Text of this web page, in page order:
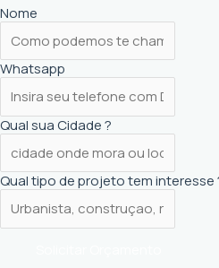
Nome
Whatsapp
Qual sua Cidade ?
Qual tipo de projeto tem interesse